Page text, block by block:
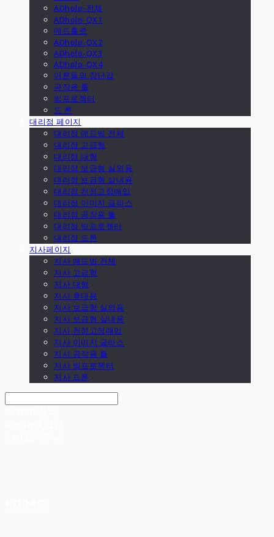
ADholo-전체
ADholo-QX1
애드홀로
ADholo-QX2
ADholo-QX3
ADholo-QX4
어른들의 장난감
공작용 툴
빔프로젝터
드 론
대리점 페이지
대리점 애드빔 전체
대리점 고급형
대리점 대형
대리점 보급형 실외용
대리점 보급형 실내용
대리점 천정고정매입
대리점 이미지 글라스
대리점 공작용 툴
대리점 빔프로젝터
대리점 드론
지사페이지
지사 애드빔 전체
지사 고급형
지사 대형
지사 휴대용
지사 보급형 실외용
지사 보급형 실내용
지사 천정고정매입
지사 이미지 글라스
지사 공작용 툴
지사 빔프로젝터
지사 드론